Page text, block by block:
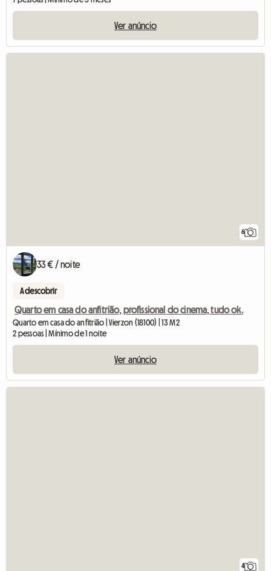
Ver anúncio
6
33 € / noite
A descobrir
Quarto em casa do anfitrião, profissional do cinema, tudo ok.
Quarto em casa do anfitrião | Vierzon (18100) | 13 M2
2 pessoas | Mínimo de 1 noite
Ver anúncio
4